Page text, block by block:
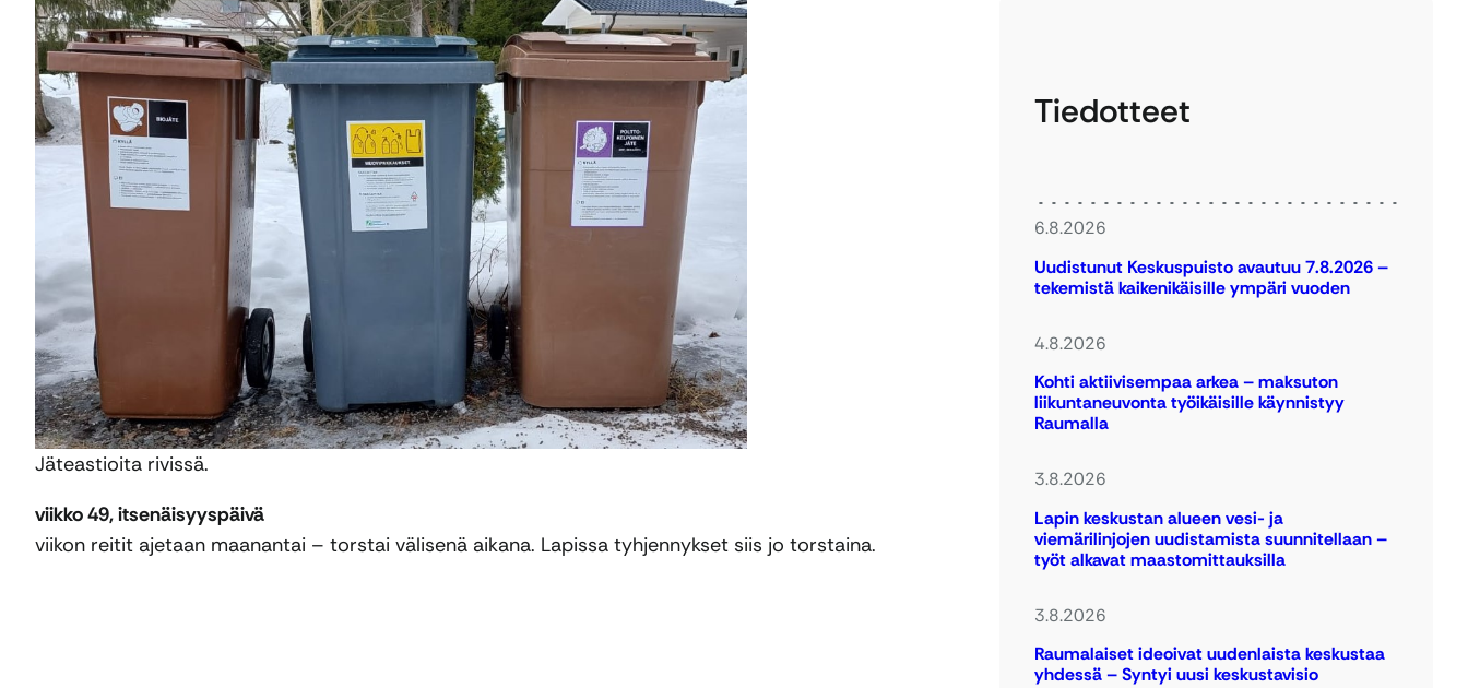
Jäteastioita rivissä.
viikko 49, itsenäisyyspäivä
viikon reitit ajetaan maanantai – torstai välisenä aikana. Lapissa tyhjennykset siis jo torstaina.
Tiedotteet
6.8.2026
Uudistunut Keskuspuisto avautuu 7.8.2026 –
tekemistä kaikenikäisille ympäri vuoden
4.8.2026
Kohti aktiivisempaa arkea – maksuton
liikuntaneuvonta työikäisille käynnistyy
Raumalla
3.8.2026
Lapin keskustan alueen vesi- ja
viemärilinjojen uudistamista suunnitellaan –
työt alkavat maastomittauksilla
3.8.2026
Raumalaiset ideoivat uudenlaista keskustaa
yhdessä – Syntyi uusi keskustavisio